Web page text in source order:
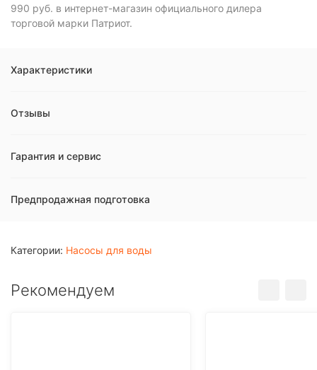
990 руб. в интернет-магазин официального дилера
торговой марки Патриот.
Характеристики
Отзывы
Гарантия и сервис
Предпродажная подготовка
Категории: Насосы для воды
Рекомендуем